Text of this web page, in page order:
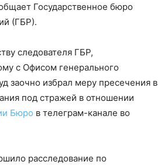
Государственное бюро
(ГБР).
следователя ГБР,
с Офисом генерального
заочно избрал меру пресечения в
под стражей в отношении
Бюро в телеграм-канале во
расследование по